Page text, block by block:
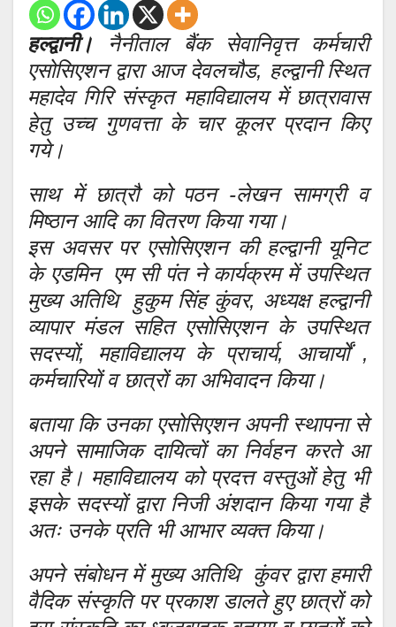
हल्द्वानी। नैनीताल बैंक सेवानिवृत्त कर्मचारी
एसोसिएशन द्वारा आज देवलचौड, हल्द्वानी स्थित
महादेव गिरि संस्कृत महाविद्यालय में छात्रावास
हेतु उच्च गुणवत्ता के चार कूलर प्रदान किए
गये।
साथ में छात्रौ को पठन -लेखन सामग्री व
मिष्ठान आदि का वितरण किया गया।
इस अवसर पर एसोसिएशन की हल्द्वानी यूनिट
के एडमिन एम सी पंत ने कार्यक्रम में उपस्थित
मुख्य अतिथि हुकुम सिंह कुंवर, अध्यक्ष हल्द्वानी
व्यापार मंडल सहित एसोसिएशन के उपस्थित
सदस्यों, महाविद्यालय के प्राचार्य, आचार्यों ,
कर्मचारियों व छात्रों का अभिवादन किया।
बताया कि उनका एसोसिएशन अपनी स्थापना से
अपने सामाजिक दायित्वों का निर्वहन करते आ
रहा है। महाविद्यालय को प्रदत्त वस्तुओं हेतु भी
इसके सदस्यों द्वारा निजी अंशदान किया गया है
अतः उनके प्रति भी आभार व्यक्त किया।
अपने संबोधन में मुख्य अतिथि कुंवर द्वारा हमारी
वैदिक संस्कृति पर प्रकाश डालते हुए छात्रों को